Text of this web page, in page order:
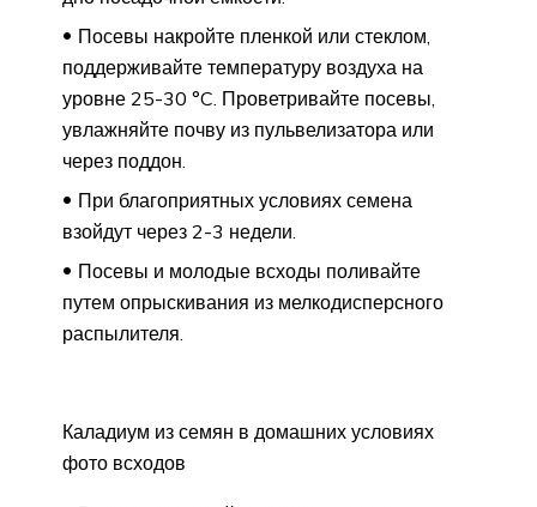
Посевы накройте пленкой или стеклом,
поддерживайте температуру воздуха на
уровне 25-30 °C. Проветривайте посевы,
увлажняйте почву из пульвелизатора или
через поддон.
При благоприятных условиях семена
взойдут через 2-3 недели.
Посевы и молодые всходы поливайте
путем опрыскивания из мелкодисперсного
распылителя.
Каладиум из семян в домашних условиях
фото всходов